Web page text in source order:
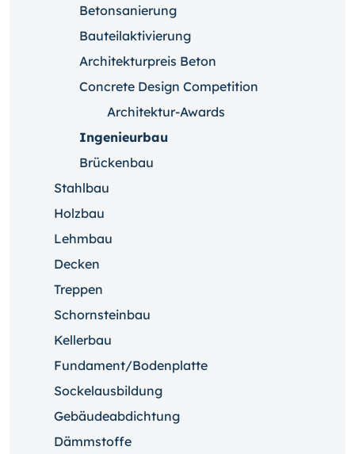
Betonsanierung
Bauteilaktivierung
Architekturpreis Beton
Concrete Design Competition
Architektur-Awards
Ingenieurbau
Brückenbau
Stahlbau
Holzbau
Lehmbau
Decken
Treppen
Schornsteinbau
Kellerbau
Fundament/Bodenplatte
Sockelausbildung
Gebäudeabdichtung
Dämmstoffe